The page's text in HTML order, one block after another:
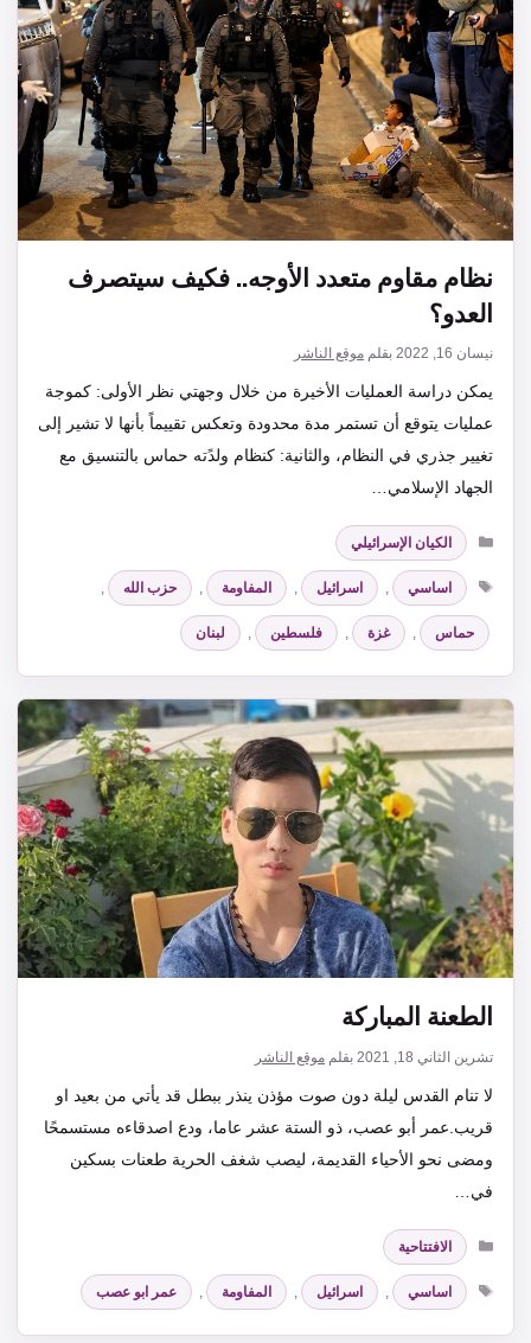
نظام مقاوم متعدد الأوجه.. فكيف سيتصرف
العدو؟
نيسان 16, 2022 بقلم موقع الناشر
يمكن دراسة العمليات الأخيرة من خلال وجهتي نظر الأولى: كموجة
عمليات يتوقع أن تستمر مدة محدودة وتعكس تقييماً بأنها لا تشير إلى
تغيير جذري في النظام، والثانية: كنظام ولدًته حماس بالتنسيق مع
الجهاد الإسلامي…
التصنيفات
الكيان الإسرائيلي
الوسوم
اساسي اسرائيل المفاومة حزب الله
حماس غزة فلسطين لبنان
الطعنة المباركة
تشرين الثاني 18, 2021 بقلم موقع الناشر
لا تنام القدس ليلة دون صوت مؤذن ينذر ببطل قد يأتي من بعيد او
قريب.عمر أبو عصب، ذو الستة عشر عاما، ودع اصدقاءه مستسمحًا
ومضى نحو الأحياء القديمة، ليصب شغف الحرية طعنات بسكين
في…
التصنيفات
الافتتاحية
الوسوم
اساسي اسرائيل المفاومة عمر ابو عصب